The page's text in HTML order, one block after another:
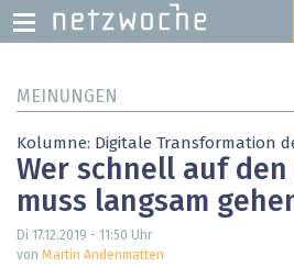
zum
MEINUNGEN
Kolumne: Digitale Transformation
Wer schnell auf
muss langsam
Di 17.12.2019 - 11:50 Uhr
von Martin Andenmatten